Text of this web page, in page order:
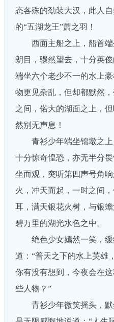
态各殊的劲装大汉，此人
的“五湖龙王”萧之羽！
西面主船之上，船首端
朗目，骤然望去，十分英
端坐六个老少不一的水上
物更见杂乱，但却都默然
之间，偌大的湖面之上，
然别无声息！
青衫少年端坐锦墩之上
十分惊奇惶恐，亦无半分
坐而观，突听第四声号角
火，冲天而起，一时之间
耳，满天银花火树，与银
碧万里的湖光水色之中。
绝色少女嫣然一笑，缓
道：“普天之下的水上英雄
你有没有想到，今夜会在
些人物？”
青衫少年微笑摇头，默